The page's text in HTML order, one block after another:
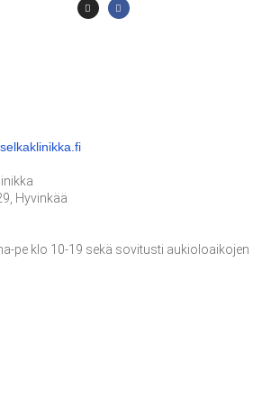
Hyvinkää
pe klo 10-19 sekä sovitusti aukioloaikojen